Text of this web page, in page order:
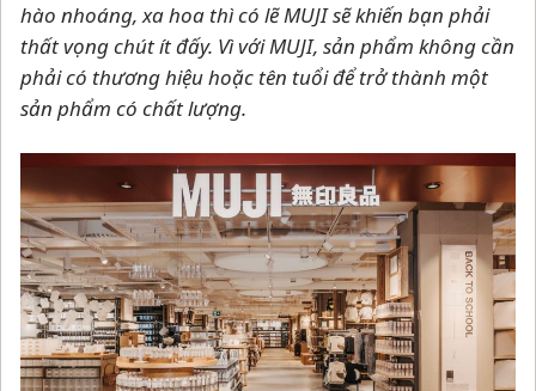
hào nhoáng, xa hoa thì có lẽ MUJI sẽ khiến bạn phải
thất vọng chút ít đấy. Vì với MUJI, sản phẩm không cần
phải có thương hiệu hoặc tên tuổi để trở thành một
sản phẩm có chất lượng.